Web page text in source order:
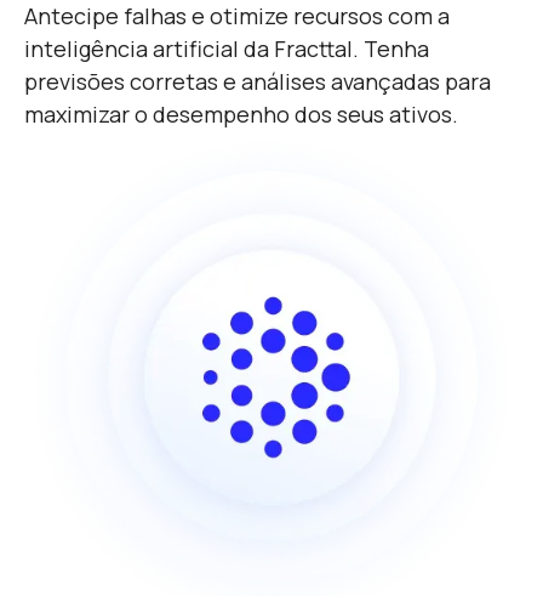
Antecipe falhas e otimize recursos com a
inteligência artificial da Fracttal. Tenha
previsões corretas e análises avançadas para
maximizar o desempenho dos seus ativos.